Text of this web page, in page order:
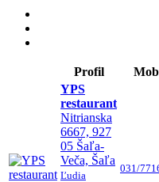
Profil
YPS
restaurant
Nitrianska
6667, 927
05 Šaľa-
Veča, Šaľa
Ľudia
031/